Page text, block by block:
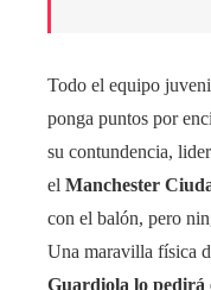
Todo el equipo
ponga puntos por
su contundencia,
el Manchester
con el balón, pero
Una maravilla física
Guardiola lo pedirá